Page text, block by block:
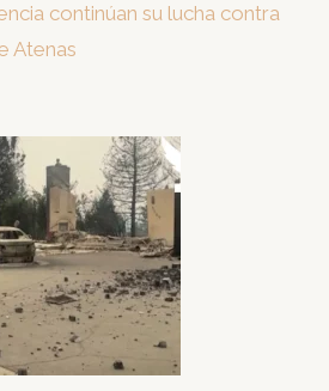
continúan su lucha contra
Atenas